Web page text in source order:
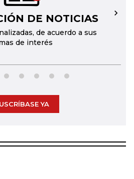
DE NOTICIAS
de acuerdo a sus
de interés
→
YA